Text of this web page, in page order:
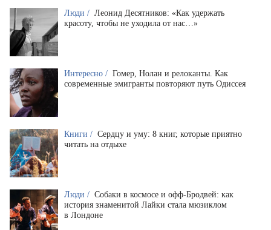
Люди / Леонид Десятников: «Как удержать
красоту, чтобы не уходила от нас…»
Интересно / Гомер, Нолан и релоканты. Как
современные эмигранты повторяют путь Одиссея
Книги / Сердцу и уму: 8 книг, которые приятно
читать на отдыхе
Люди / Собаки в космосе и офф-Бродвей: как
история знаменитой Лайки стала мюзиклом
в Лондоне